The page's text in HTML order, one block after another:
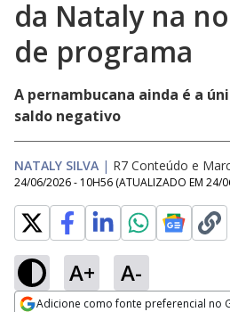
da Nataly na
de programa
A pernambucana ainda é a
saldo negativo
NATALY SILVA | R7 Conteúdo e
24/06/2026 - 10H56 (ATUALIZADO EM 24/
A+ A-
Adicione como fonte preferencial no